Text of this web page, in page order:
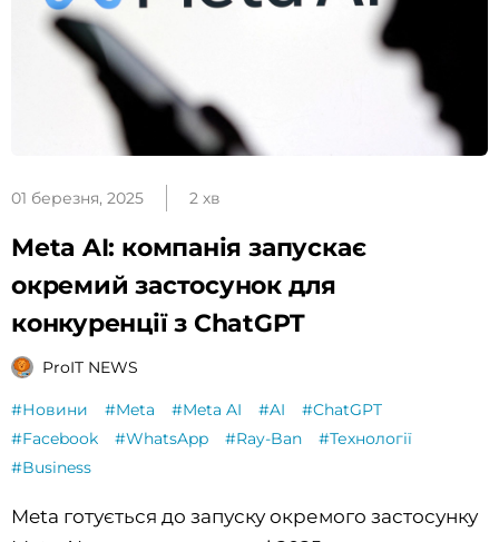
01 березня, 2025 2 хв
Meta AI: компанія запускає
окремий застосунок для
конкуренції з ChatGPT
ProIT NEWS
#Новини #Meta #Meta AI #AI
#ChatGPT
#Facebook
#WhatsApp #Ray-Ban
#Технології
#Business
Meta готується до запуску окремого застосунку